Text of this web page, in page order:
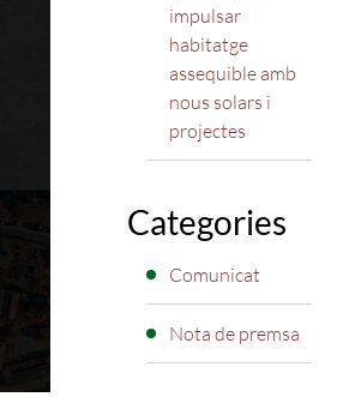
impulsar
habitatge
assequible amb
nous solars i
projectes
Categories
Comunicat
Nota de premsa